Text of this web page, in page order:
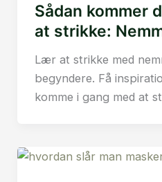
Sådan kommer
at strikke:
Lær at strikke med
begyndere. Få
komme i gang med at